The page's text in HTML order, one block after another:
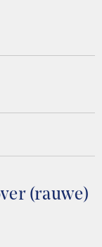
(rauwe)